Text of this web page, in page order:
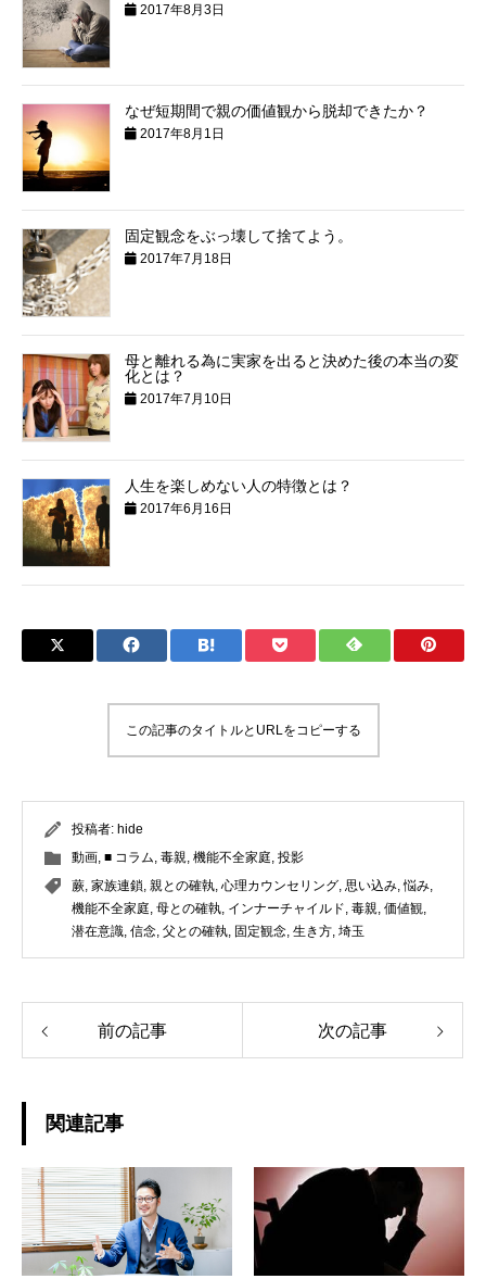
2017年8月3日
なぜ短期間で親の価値観から脱却できたか？
2017年8月1日
固定観念をぶっ壊して捨てよう。
2017年7月18日
母と離れる為に実家を出ると決めた後の本当の変
化とは？
2017年7月10日
人生を楽しめない人の特徴とは？
2017年6月16日
この記事のタイトルとURLをコピーする
投稿者: hide
動画 ■ コラム 毒親 機能不全家庭 投影
蕨 家族連鎖 親との確執 心理カウンセリング 思い込み ,悩み
機能不全家庭 母との確執 インナーチャイルド 毒親 価値観
潜在意識 信念 父との確執 固定観念 生き方 埼玉
前の記事 次の記事
関連記事